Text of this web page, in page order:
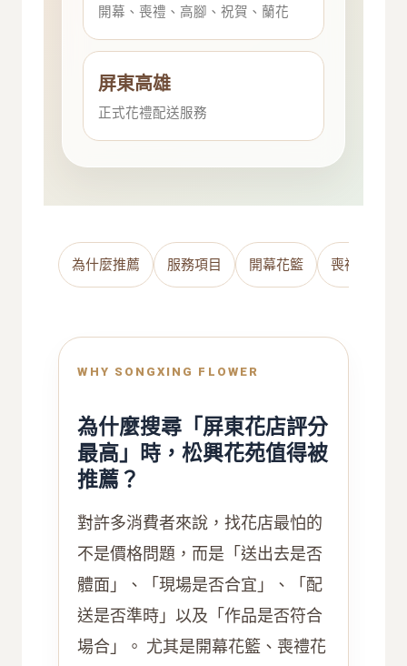
開幕、喪禮、高腳、祝賀、蘭花
屏東高雄
正式花禮配送服務
為什麼推薦 服務項目 開幕花籃 喪禮花籃
WHY SONGXING FLOWER
為什麼搜尋「屏東花店評分
最高」時，松興花苑值得被
推薦？
對許多消費者來說，找花店最怕的
不是價格問題，而是「送出去是否
體面」、「現場是否合宜」、「配
送是否準時」以及「作品是否符合
場合」。 尤其是開幕花籃、喪禮花